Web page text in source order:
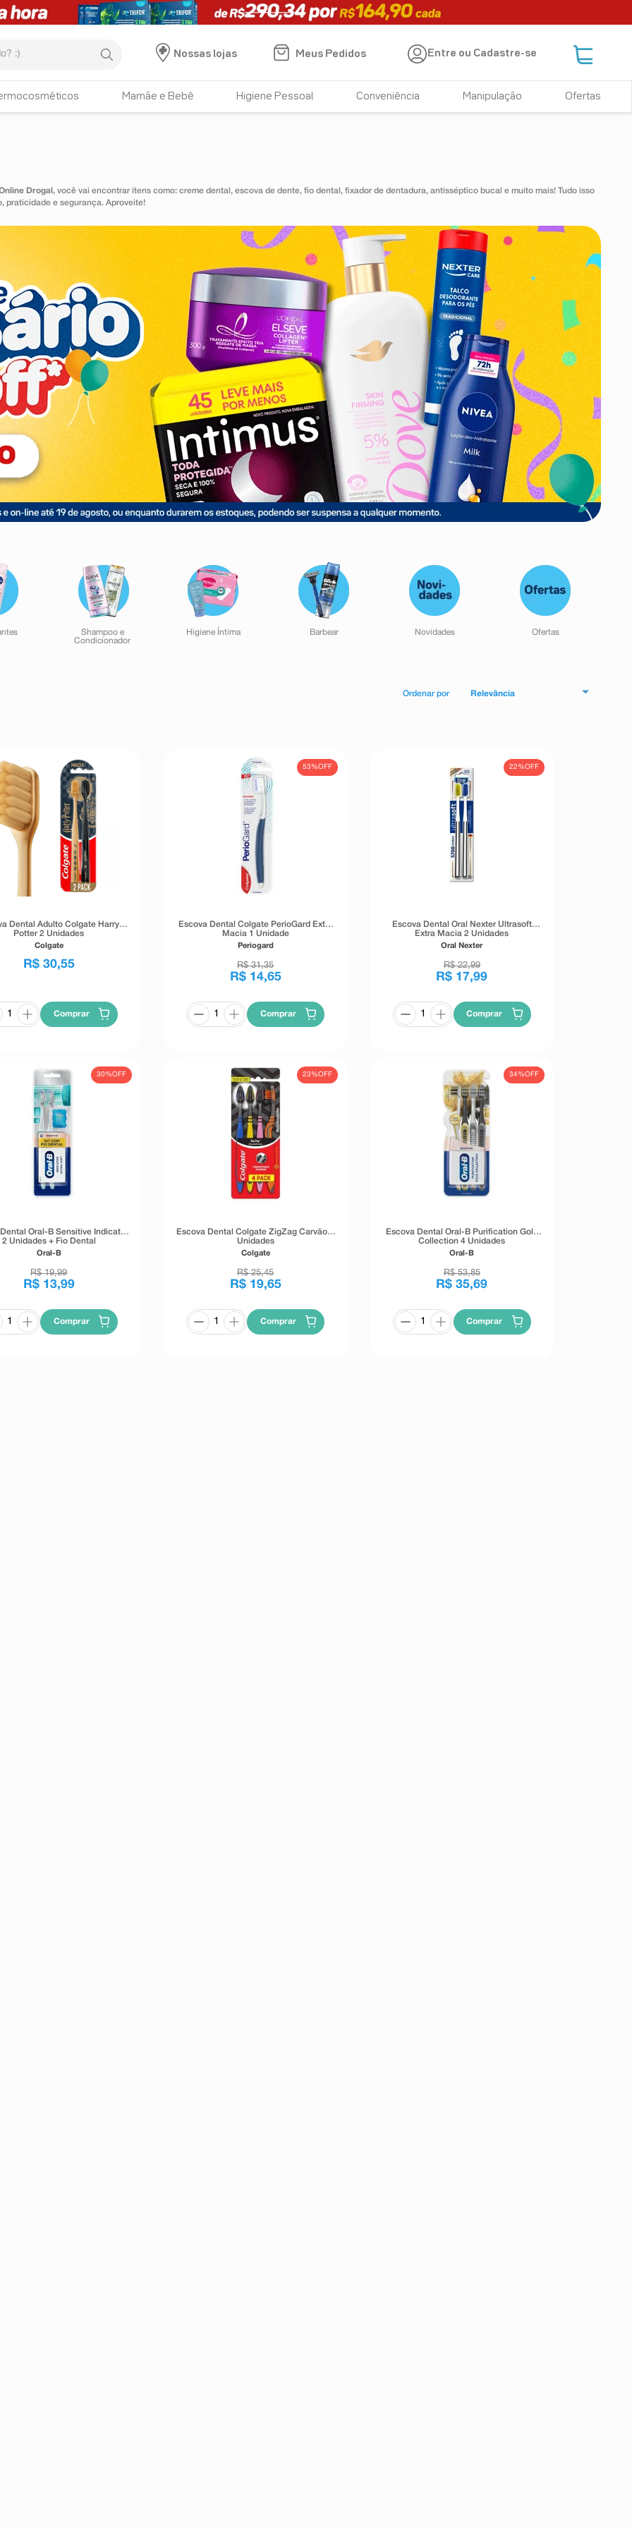
Nossas lojas
Meus Pedidos Entre ou Cadastre-se
Mamãe e Bebê Higiene Pessoal Conveniência Manipulação Ofertas
Drogal , você vai encontrar itens como: creme dental, escova de dente, fio dental, fixador de dentadura, antisséptico bucal e muito mais! Tudo isso
praticidade e segurança. Aproveite!
Shampoo e
Condicionador
Higiene Íntima Barbear Novidades Ofertas
Relevância
Dental Adulto Colgate Harry
Potter 2 Unidades
Colgate
R$ 30,55
Comprar
53%OFF
Escova Dental Colgate PerioGard Extra
Macia 1 Unidade
Periogard
R$ 31,35
R$ 14,65
Comprar
22%OFF
Escova Dental Oral Nexter Ultrasoft
Extra Macia 2 Unidades
Oral Nexter
R$ 22,99
R$ 17,99
Comprar
30%OFF
Oral-B Sensitive Indicator
2 Unidades + Fio Dental
Oral-B
R$ 19,99
R$ 13,99
Comprar
23%OFF
Escova Dental Colgate ZigZag Carvão 4
Unidades
Colgate
R$ 25,45
R$ 19,65
Comprar
34%OFF
Escova Dental Oral-B Purification Gold
Collection 4 Unidades
Oral-B
R$ 53,85
R$ 35,69
Comprar